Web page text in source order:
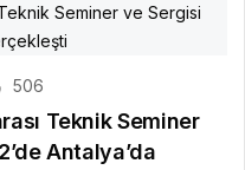
506
Teknik Seminer
Antalya’da